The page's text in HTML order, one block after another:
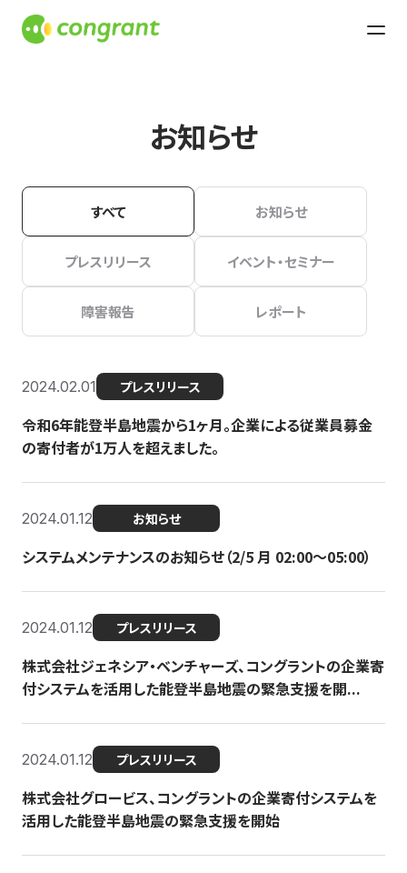
お知らせ
すべて お知らせ
プレスリリース イベント・セミナー
障害報告 レポート
2024.02.01 プレスリリース
令和6年能登半島地震から1ヶ月。企業による従業員募金
の寄付者が1万人を超えました。
2024.01.12 お知らせ
システムメンテナンスのお知らせ（2/5 月 02:00〜05:00）
2024.01.12 プレスリリース
株式会社ジェネシア・ベンチャーズ、コングラントの企業寄
付システムを活用した能登半島地震の緊急支援を開...
2024.01.12 プレスリリース
株式会社グロービス、コングラントの企業寄付システムを
活用した能登半島地震の緊急支援を開始